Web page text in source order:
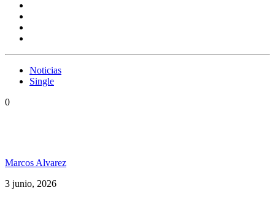
Noticias
Single
0
Marcos Alvarez
3 junio, 2026